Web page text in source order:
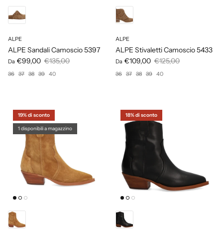
ALPE
ALPE Sandali Camoscio 5397
Da €99,00 €135,00
36 37 38 39 40
ALPE
ALPE Stivaletti Camoscio 5433
Da €109,00 €125,00
36 37 38 39 40
19% di sconto
1 disponibili a magazzino
18% di sconto